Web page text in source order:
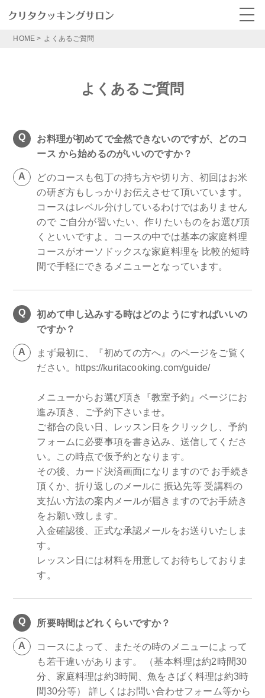
HOME > よくあるご質問
よくあるご質問
お料理が初めてで全然できないのですが、どのコ
ース から始めるのがいいのですか？
どのコースも包丁の持ち方や切り方、初回はお米
の研ぎ方もしっかりお伝えさせて頂いています。
コースはレベル分けしているわけではありません
ので ご自分が習いたい、作りたいものをお選び頂
くといいですよ。コースの中では基本の家庭料理
コースがオーソドックスな家庭料理を 比較的短時
間で手軽にできるメニューとなっています。
初めて申し込みする時はどのようにすればいいの
ですか？
まず最初に、『初めての方へ』のページをご覧く
ださい。https://kuritacooking.com/guide/
メニューからお選び頂き『教室予約』ページにお
進み頂き、ご予約下さいませ。
ご都合の良い日、レッスン日をクリックし、予約
フォームに必要事項を書き込み、送信してくださ
い。この時点で仮予約となります。
その後、カード決済画面になりますので お手続き
頂くか、折り返しのメールに 振込先等 受講料の
支払い方法の案内メールが届きますのでお手続き
をお願い致します。
入金確認後、正式な承認メールをお送りいたしま
す。
レッスン日には材料を用意してお待ちしておりま
す。
所要時間はどれくらいですか？
コースによって、またその時のメニューによって
も若干違いがあります。 （基本料理は約2時間30
分、家庭料理は約3時間、魚をさばく料理は約3時
間30分等） 詳しくはお問い合わせフォーム等から